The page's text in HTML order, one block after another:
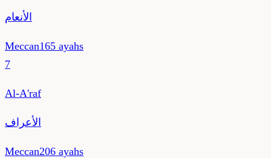
الأنعام
Meccan165 ayahs
7
Al-A'raf
الأعراف
Meccan206 ayahs